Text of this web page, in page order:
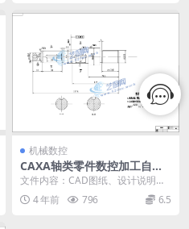
机械数控
CAXA轴类零件数控加工自动
编程程序设计说明书CAD图纸
C20318
文件内容：CAD图纸、设计说明书
轴类零件数控加工CAD图纸 轴类零
件数控加工设...
4 年前 796 6.5